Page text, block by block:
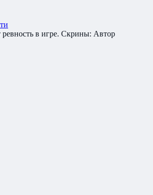
ревность в игре. Скрины: Автор